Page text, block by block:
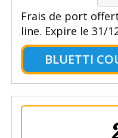
Frais de port
line. Expire le 31/
BLUETTI